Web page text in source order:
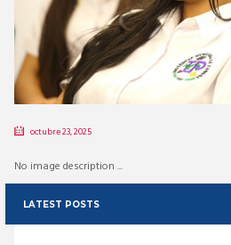
octubre 23, 2025
No image description ...
LATEST POSTS